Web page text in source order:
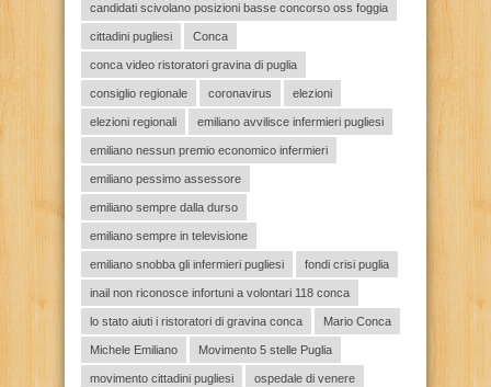
candidati scivolano posizioni basse concorso oss foggia
cittadini pugliesi Conca
conca video ristoratori gravina di puglia
consiglio regionale coronavirus elezioni
elezioni regionali emiliano avvilisce infermieri pugliesi
emiliano nessun premio economico infermieri
emiliano pessimo assessore
emiliano sempre dalla durso
emiliano sempre in televisione
emiliano snobba gli infermieri pugliesi fondi crisi puglia
inail non riconosce infortuni a volontari 118 conca
lo stato aiuti i ristoratori di gravina conca Mario Conca
Michele Emiliano Movimento 5 stelle Puglia
movimento cittadini pugliesi ospedale di venere